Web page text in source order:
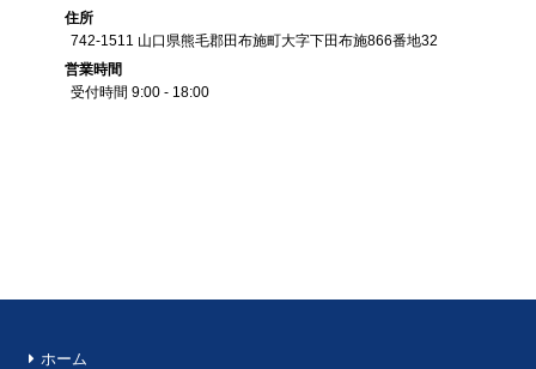
住所
742-1511 山口県熊毛郡田布施町大字下田布施866番地32
営業時間
受付時間 9:00 - 18:00
ホーム